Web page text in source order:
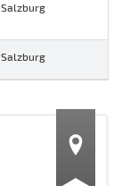
Salzburg
Salzburg